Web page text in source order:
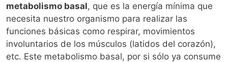
metabolismo basal, que es la energía mínima que
necesita nuestro organismo para realizar las
funciones básicas como respirar, movimientos
involuntarios de los músculos (latidos del corazón),
etc. Este metabolismo basal, por si sólo ya consume